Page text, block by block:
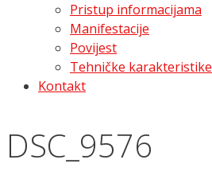
Pristup informacijama
Manifestacije
Povijest
Tehničke karakteristike
Kontakt
DSC_9576